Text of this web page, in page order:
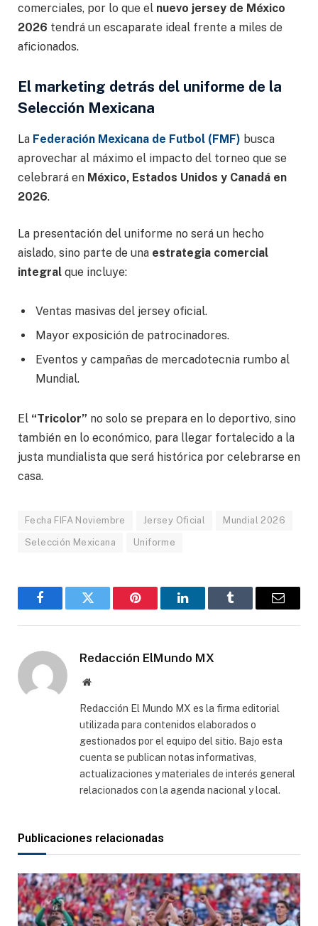
comerciales, por lo que el nuevo jersey de México
2026 tendrá un escaparate ideal frente a miles de
aficionados.
El marketing detrás del uniforme de la
Selección Mexicana
La Federación Mexicana de Futbol (FMF) busca
aprovechar al máximo el impacto del torneo que se
celebrará en México, Estados Unidos y Canadá en
2026.
La presentación del uniforme no será un hecho
aislado, sino parte de una estrategia comercial
integral que incluye:
Ventas masivas del jersey oficial.
Mayor exposición de patrocinadores.
Eventos y campañas de mercadotecnia rumbo al
Mundial.
El “Tricolor” no solo se prepara en lo deportivo, sino
también en lo económico, para llegar fortalecido a la
justa mundialista que será histórica por celebrarse en
casa.
Fecha FIFA Noviembre Jersey Oficial Mundial 2026
Selección Mexicana Uniforme
FacebookGorjeo Pinterest LinkedInTumblr
Correo
Redacción ElMundo MX
Sitio
Redacción El Mundo MX es la firma editorial
utilizada para contenidos elaborados o
gestionados por el equipo del sitio. Bajo esta
cuenta se publican notas informativas,
actualizaciones y materiales de interés general
relacionados con la agenda nacional y local.
Publicaciones relacionadas